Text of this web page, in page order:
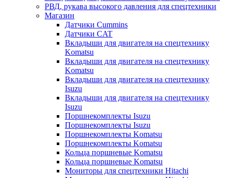
РВД, рукава высокого давления для спецтехники
Магазин
Датчики Cummins
Датчики CAT
Вкладыши для двигателя на спецтехнику
Komatsu
Вкладыши для двигателя на спецтехнику
Komatsu
Вкладыши для двигателя на спецтехнику
Isuzu
Вкладыши для двигателя на спецтехнику
Isuzu
Поршнекомплекты Isuzu
Поршнекомплекты Isuzu
Поршнекомплекты Komatsu
Поршнекомплекты Komatsu
Кольца поршневые Komatsu
Кольца поршневые Komatsu
Мониторы для спецтехники Hitachi